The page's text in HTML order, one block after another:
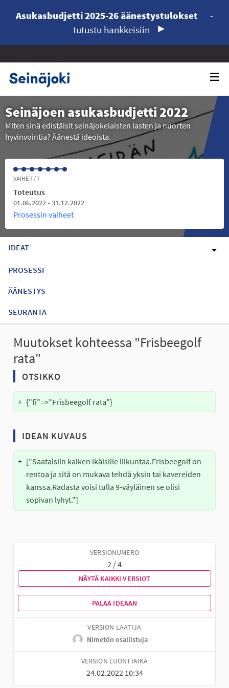
Asukasbudjetti 2025-26 äänestystulokset
-
tutustu hankkeisiin
Seinäjoen asukasbudjetti 2022
Miten sinä edistäisit seinäjokelaisten lasten ja nuorten
hyvinvointia? Äänestä ideoista.
VAIHE 7 / 7
Toteutus
01.06.2022 - 31.12.2022
Prosessin vaiheet
IDEAT
PROSESSI
ÄÄNESTYS
SEURANTA
Muutokset kohteessa "Frisbeegolf
rata"
OTSIKKO
+ {"fi"=>"Frisbeegolf rata"}
IDEAN KUVAUS
+ ["Saataisiin kaiken ikäisille liikuntaa.Frisbeegolf on
rentoa ja sitä on mukava tehdä yksin tai kavereiden
kanssa.Radasta voisi tulla 9-väyläinen se olisi
sopivan lyhyt."]
VERSIONUMERO
2 / 4
NÄYTÄ KAIKKI VERSIOT
PALAA IDEAAN
VERSION LAATIJA
Nimetön osallistuja
VERSION LUONTIAIKA
24.02.2022 10:34